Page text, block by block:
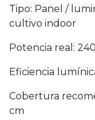
Tipo: Panel /
cultivo indoor
Potencia real:
Eficiencia
Cobertura
cm